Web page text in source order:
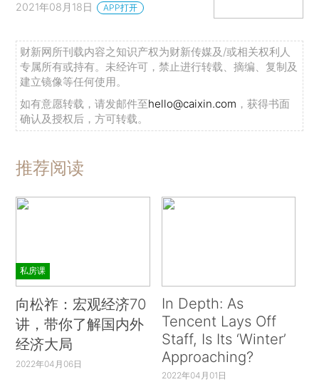
2021年08月18日 APP打开
财新网所刊载内容之知识产权为财新传媒及/或相关权利人
专属所有或持有。未经许可，禁止进行转载、摘编、复制及
建立镜像等任何使用。
如有意愿转载，请发邮件至hello@caixin.com ，获得书面
确认及授权后，方可转载。
推荐阅读
私房课
向松祚：宏观经济70
讲，带你了解国内外
经济大局
2022年04月06日
In Depth: As
Tencent Lays Off
Staff, Is Its ‘Winter’
Approaching?
2022年04月01日